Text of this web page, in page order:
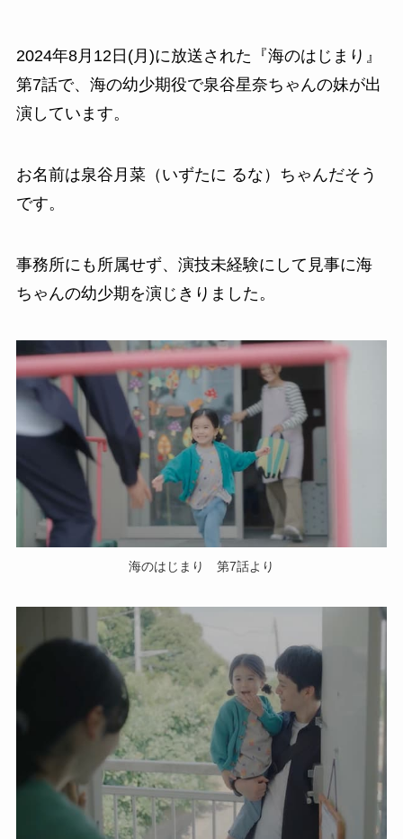
2024年8月12日(月)に放送された『海のはじまり』
第7話で、海の幼少期役で泉谷星奈ちゃんの妹が出
演しています。
お名前は泉谷月菜（いずたに るな）ちゃんだそう
です。
事務所にも所属せず、演技未経験にして見事に海
ちゃんの幼少期を演じきりました。
海のはじまり 第7話より